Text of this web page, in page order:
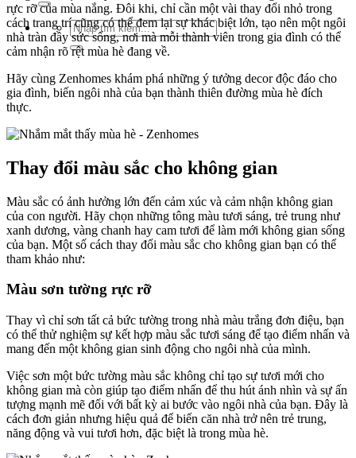
Tìm
kiếm:
rực rỡ của mùa nắng. Đôi khi, chỉ cần một vài thay đổi nhỏ trong
cách trang trí cũng có thể đem lại sự khác biệt lớn, tạo nên một ngôi
nhà tràn đầy sức sống, nơi mà mỗi thành viên trong gia đình có thể
cảm nhận rõ rệt mùa hè đang về.
Hãy cùng Zenhomes khám phá những ý tưởng decor độc đáo cho
gia đình, biến ngôi nhà của bạn thành thiên đường mùa hè đích
thực.
Thay đổi màu sắc cho không gian
Màu sắc có ảnh hưởng lớn đến cảm xúc và cảm nhận không gian
của con người. Hãy chọn những tông màu tươi sáng, trẻ trung như
xanh dương, vàng chanh hay cam tươi để làm mới không gian sống
của bạn. Một số cách thay đổi màu sắc cho không gian bạn có thể
tham khảo như:
Màu sơn tường rực rỡ
Thay vì chỉ sơn tất cả bức tường trong nhà màu trắng đơn điệu, bạn
có thể thử nghiệm sự kết hợp màu sắc tươi sáng để tạo điểm nhấn và
mang đến một không gian sinh động cho ngôi nhà của mình.
Việc sơn một bức tường màu sắc không chỉ tạo sự tươi mới cho
không gian mà còn giúp tạo điểm nhấn để thu hút ánh nhìn và sự ấn
tượng mạnh mẽ đối với bất kỳ ai bước vào ngôi nhà của bạn. Đây là
cách đơn giản nhưng hiệu quả để biến căn nhà trở nên trẻ trung,
năng động và vui tươi hơn, đặc biệt là trong mùa hè.